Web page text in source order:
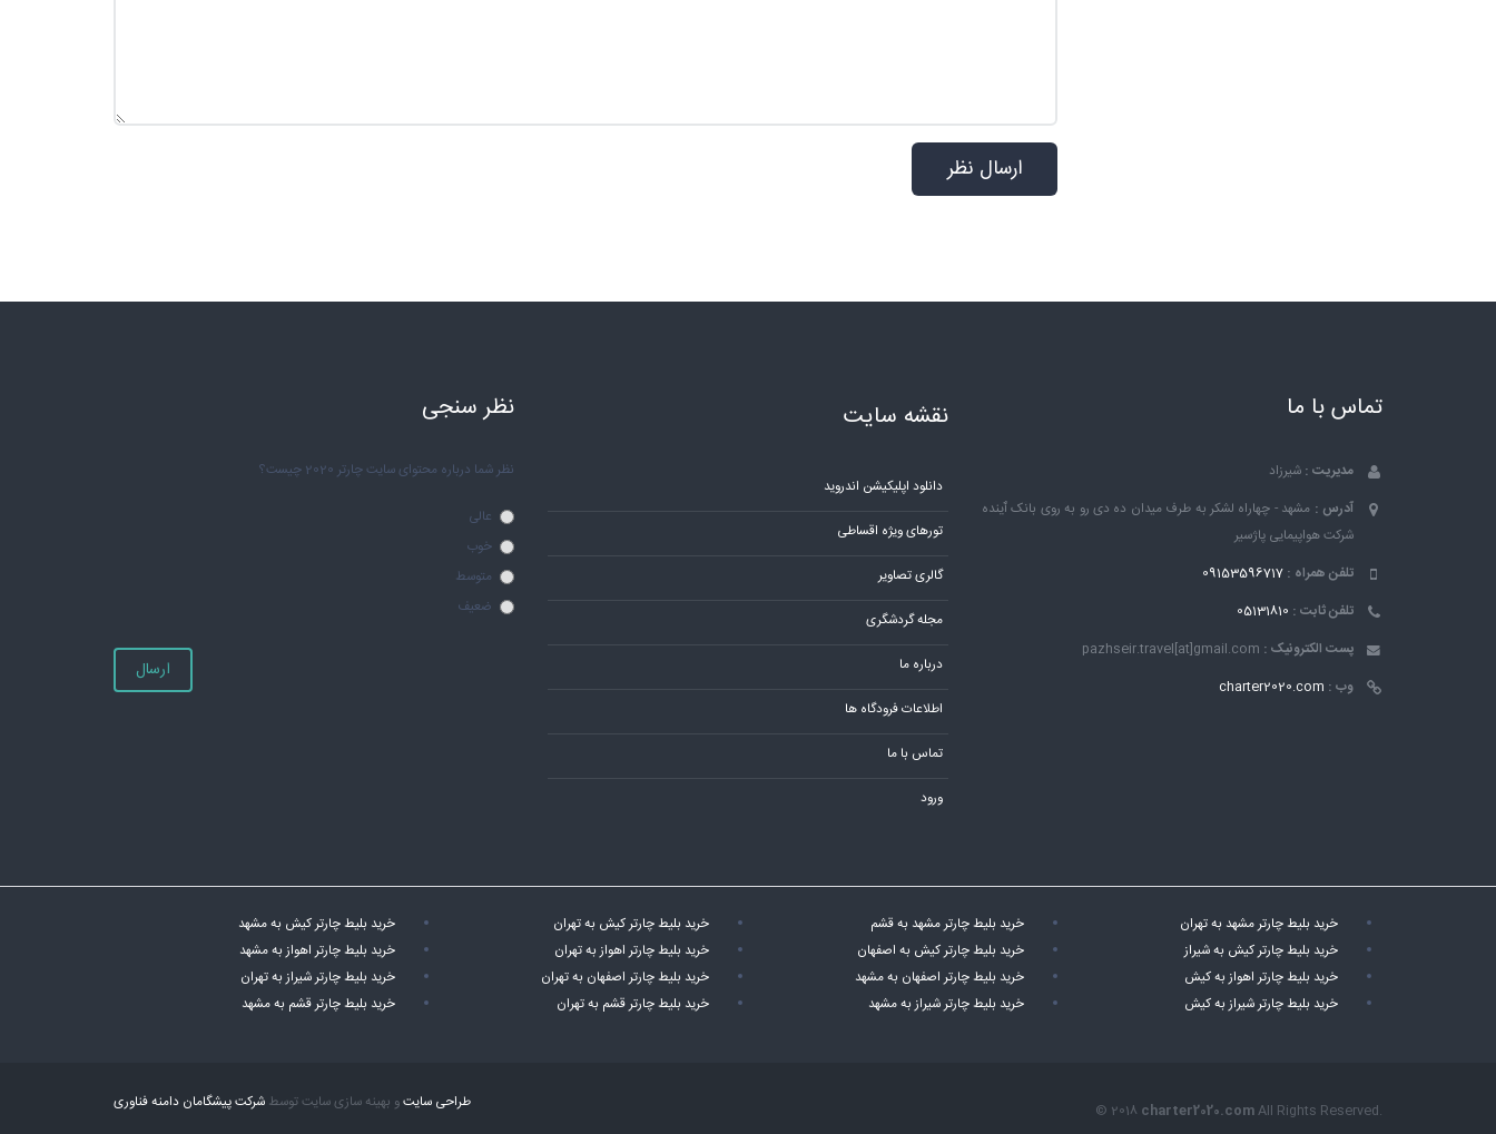
تماس با ما
مدیریت : شیرزاد
آدرس : مشهد - چهاراه لشکر به طرف میدان ده دی رو به روی بانک ٱینده
شرکت هواپیمایی پاژسیر
تلفن همراه : 09153596717
تلفن ثابت : 05131810
پست الکترونیک : pazhseir.travel[at]gmail.com
وب : charter2020.com
نقشه سایت
دانلود اپلیکیشن اندروید
تورهای ویژه اقساطی
گالری تصاویر
مجله گردشگری
درباره ما
اطلاعات فرودگاه ها
تماس با ما
ورود
نظر سنجی
نظر شما درباره محتوای سایت چارتر 2020 چیست؟
عالی
خوب
متوسط
ضعیف
ارسال
خرید بلیط چارتر مشهد به تهران خرید بلیط چارتر مشهد به قشم خرید بلیط چارتر کیش به تهران
خرید بلیط چارتر کیش به مشهد
خرید بلیط چارتر کیش به شیراز
خرید بلیط چارتر کیش به اصفهان خرید بلیط چارتر اهواز به تهران
خرید بلیط چارتر اهواز به مشهد
خرید بلیط چارتر اهواز به کیش
خرید بلیط چارتر اصفهان به مشهد خرید بلیط چارتر اصفهان به تهران
خرید بلیط چارتر شیراز به تهران
خرید بلیط چارتر شیراز به کیش
خرید بلیط چارتر شیراز به مشهد خرید بلیط چارتر قشم به تهران خرید بلیط چارتر قشم به مشهد
© 2018 charter2020.comAll Rights Reserved. طراحی سایتو بهینه سازی سایت توسط شرکت پیشگامان دامنه فناوری